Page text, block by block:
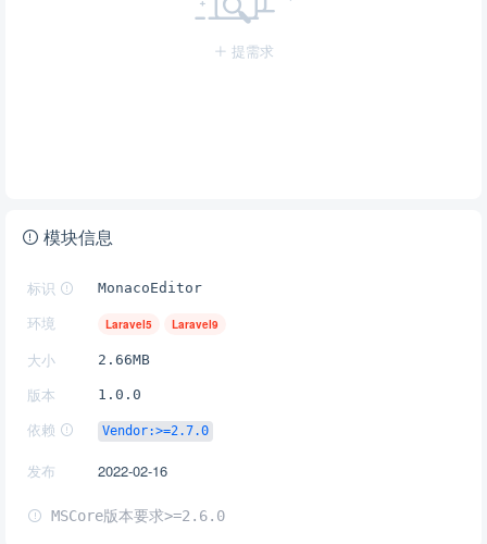
提需求
模块信息
标识 MonacoEditor
环境 Laravel5 Laravel9
大小 2.66MB
版本 1.0.0
依赖 Vendor:>=2.7.0
发布 2022-02-16
MSCore版本要求>=2.6.0